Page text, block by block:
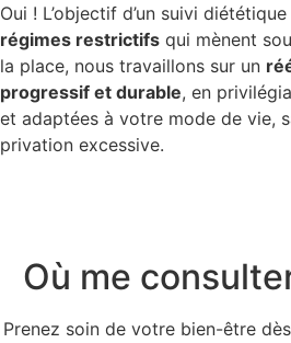
Oui ! L’objectif d’un suivi diététique
régimes restrictifs qui mènent
la place, nous travaillons sur un
progressif et durable, en
et adaptées à votre mode de vie,
privation excessive.
Où me
Prenez soin de votre bien-être